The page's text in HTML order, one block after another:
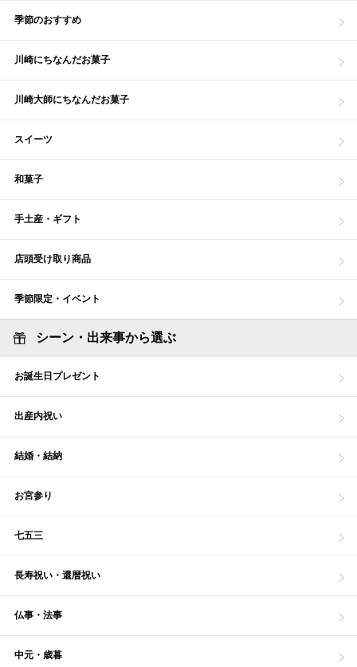
季節のおすすめ
川崎にちなんだお菓子
川崎大師にちなんだお菓子
スイーツ
和菓子
手土産・ギフト
店頭受け取り商品
季節限定・イベント
シーン・出来事から選ぶ
お誕生日プレゼント
出産内祝い
結婚・結納
お宮参り
七五三
長寿祝い・還暦祝い
仏事・法事
中元・歳暮